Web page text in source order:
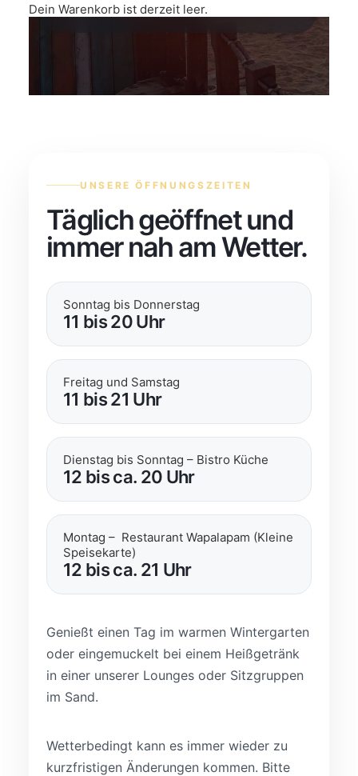
Dein Warenkorb ist derzeit leer.
einen Blick.
UNSERE ÖFFNUNGSZEITEN
Täglich geöffnet und
immer nah am Wetter.
Sonntag bis Donnerstag
11 bis 20 Uhr
Freitag und Samstag
11 bis 21 Uhr
Dienstag bis Sonntag – Bistro Küche
12 bis ca. 20 Uhr
Montag – Restaurant Wapalapam (Kleine
Speisekarte)
12 bis ca. 21 Uhr
Genießt einen Tag im warmen Wintergarten
oder eingemuckelt bei einem Heißgetränk
in einer unserer Lounges oder Sitzgruppen
im Sand.
Wetterbedingt kann es immer wieder zu
kurzfristigen Änderungen kommen. Bitte